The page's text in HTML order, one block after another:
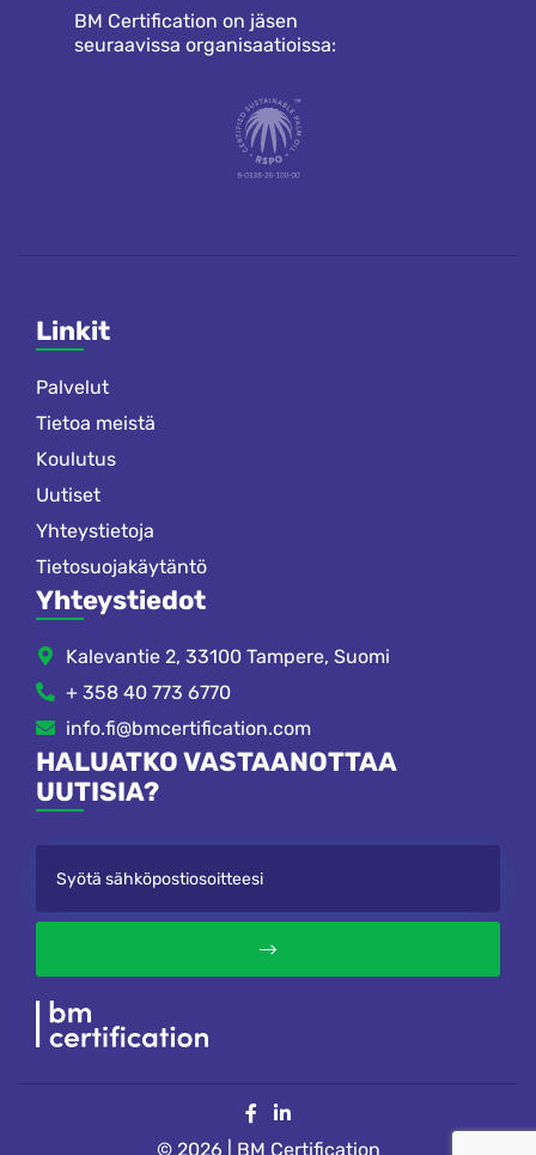
BM Certification on jäsen
seuraavissa organisaatioissa:
Linkit
Palvelut
Tietoa meistä
Koulutus
Uutiset
Yhteystietoja
Tietosuojakäytäntö
Yhteystiedot
Kalevantie 2, 33100 Tampere, Suomi
+ 358 40 773 6770
info.fi@bmcertification.com
HALUATKO VASTAANOTTAA
UUTISIA?
© 2026 | BM Certification